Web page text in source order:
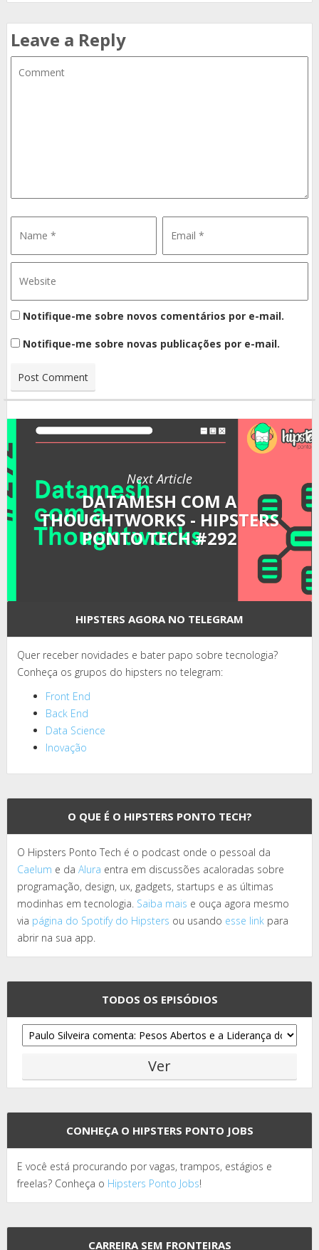
Leave a Reply
Notifique-me sobre novos comentários por e-mail.
Notifique-me sobre novas publicações por e-mail.
Next Article
DATAMESH COM A
THOUGHTWORKS - HIPSTERS
PONTO TECH #292
HIPSTERS AGORA NO TELEGRAM
Quer receber novidades e bater papo sobre tecnologia?
Conheça os grupos do hipsters no telegram:
Front End
Back End
Data Science
Inovação
O QUE É O HIPSTERS PONTO TECH?
O Hipsters Ponto Tech é o podcast onde o pessoal da
Caelum e da Alura entra em discussões acaloradas sobre
programação, design, ux, gadgets, startups e as últimas
modinhas em tecnologia. Saiba mais e ouça agora mesmo
via página do Spotify do Hipsters ou usando esse link para
abrir na sua app.
TODOS OS EPISÓDIOS
CONHEÇA O HIPSTERS PONTO JOBS
E você está procurando por vagas, trampos, estágios e
freelas? Conheça o Hipsters Ponto Jobs!
CARREIRA SEM FRONTEIRAS